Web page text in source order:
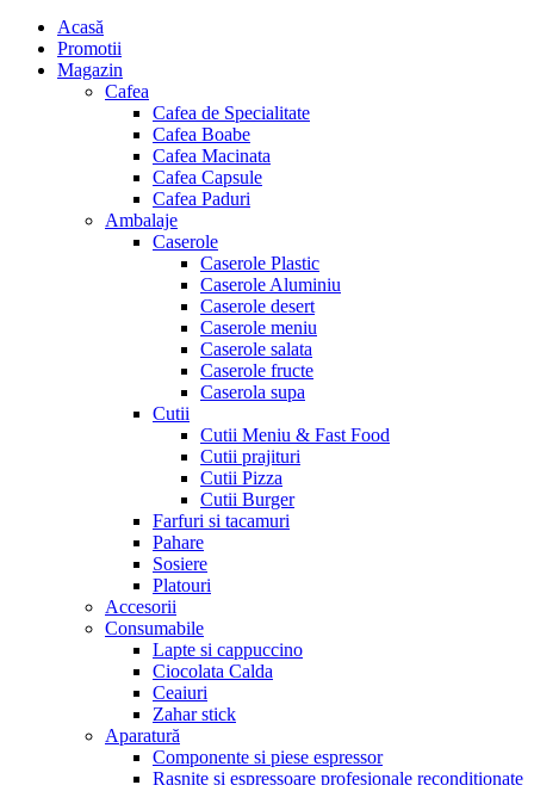
Menu
Acasă
Promotii
Magazin
Cafea
Cafea de Specialitate
Cafea Boabe
Cafea Macinata
Cafea Capsule
Cafea Paduri
Ambalaje
Caserole
Caserole Plastic
Caserole Aluminiu
Caserole desert
Caserole meniu
Caserole salata
Caserole fructe
Caserola supa
Cutii
Cutii Meniu & Fast Food
Cutii prajituri
Cutii Pizza
Cutii Burger
Farfuri si tacamuri
Pahare
Sosiere
Platouri
Accesorii
Consumabile
Lapte si cappuccino
Ciocolata Calda
Ceaiuri
Zahar stick
Aparatură
Componente si piese espressor
Rasnite si espressoare profesionale reconditionate